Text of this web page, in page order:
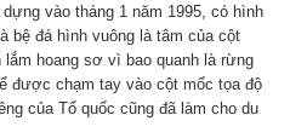
vào tháng 1 năm 1995, có hình
bệ đá hình vuông là tâm của cột
hoang sơ vì bao quanh là rừng
được chạm tay vào cột mốc tọa độ
của Tổ quốc cũng đã làm cho du